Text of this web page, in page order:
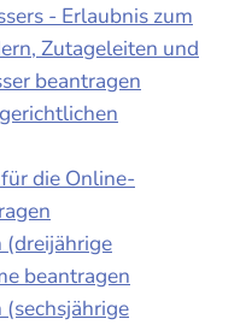
- Erlaubnis zum
Zutageleiten und
beantragen
die Online-
(dreijährige
beantragen